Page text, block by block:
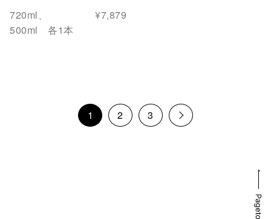
720ml、
500ml 各1本
¥7,879
1 2 3